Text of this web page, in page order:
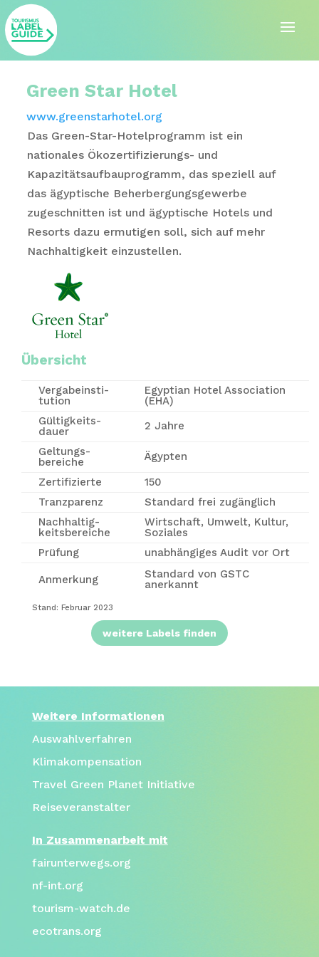
Green Star Hotel
www.greenstarhotel.org
Das Green-Star-Hotelprogramm ist ein
nationales Ökozertifizierungs- und
Kapazitätsaufbauprogramm, das speziell auf
das ägyptische Beherbergungsgewerbe
zugeschnitten ist und ägyptische Hotels und
Resorts dazu ermutigen soll, sich auf mehr
Nachhaltigkeit einzustellen.
Übersicht
Vergabe­insti­
tution
Egyptian Hotel Association
(EHA)
Gültigkeits-
dauer
2 Jahre
Geltungs-
bereiche
Ägypten
Zertifizierte
150
Tranzparenz
Standard frei zugänglich
Nachhaltig-
keitsbereiche
Wirtschaft, Umwelt, Kultur,
Soziales
Prüfung
unabhängiges Audit vor Ort
Anmerkung
Standard von GSTC
anerkannt
Stand: Februar 2023
weitere Labels finden
Weitere Informationen
Auswahlverfahren
Klimakompensation
Travel Green Planet Initiative
Reiseveranstalter
In Zusammenarbeit mit
fairunterwegs.org
nf-int.org
tourism-watch.de
ecotrans.org